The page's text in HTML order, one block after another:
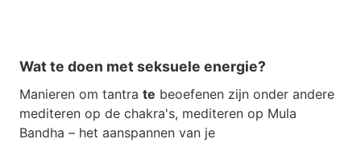
Wat te doen met seksuele energie?
Manieren om tantra te beoefenen zijn onder andere
mediteren op de chakra's, mediteren op Mula
Bandha – het aanspannen van je